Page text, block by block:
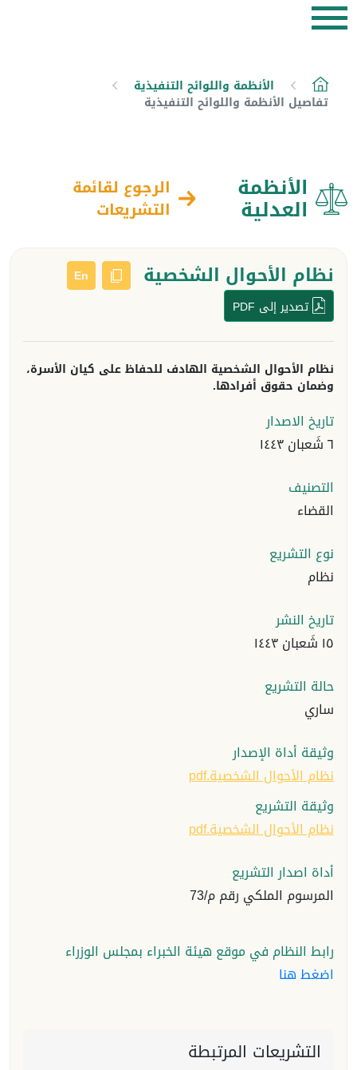
الأنظمة واللوائح التنفيذية
تفاصيل الأنظمة واللوائح التنفيذية
الأنظمة
العدلية
الرجوع لقائمة
التشريعات
نظام الأحوال الشخصية
En
تصدير إلى PDF
نظام الأحوال الشخصية الهادف للحفاظ على كيان الأسرة،
وضمان حقوق أفرادها.
تاريخ الاصدار
٦ شَعبان ١٤٤٣
التصنيف
القضاء
نوع التشريع
نظام
تاريخ النشر
١٥ شَعبان ١٤٤٣
حالة التشريع
ساري
وثيقة أداة الإصدار
نظام الأحوال الشخصية.pdf
وثيقة التشريع
نظام الأحوال الشخصية.pdf
أداة اصدار التشريع
المرسوم الملكي رقم م/73
رابط النظام في موقع هيئة الخبراء بمجلس الوزراء
اضغط هنا
التشريعات المرتبطة